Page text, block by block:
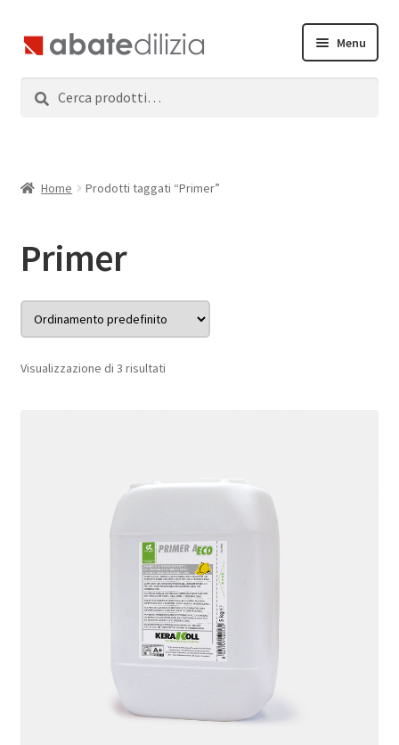
Vai
alla
navigazione
Vai
al
contenuto
Menu
Servizi
Contatti
Accedi
Registrati
Home Prodotti taggati “Primer”
Primer
Visualizzazione di 3 risultati